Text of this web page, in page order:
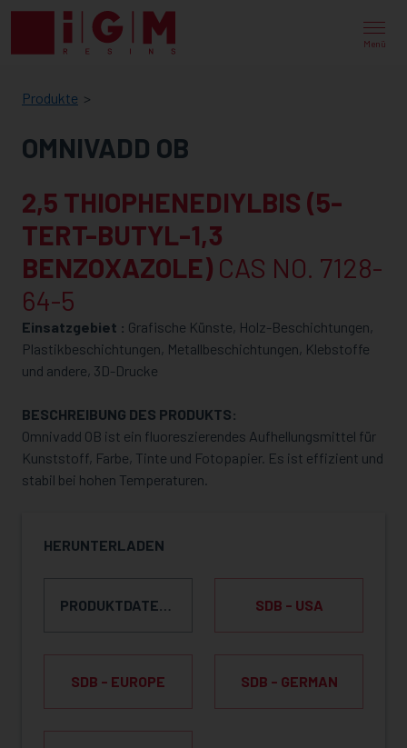
Menü
IGM
RESINS
Produkte
OMNIVADD OB
2,5 THIOPHENEDIYLBIS (5-
TERT-BUTYL-1,3
BENZOXAZOLE) CAS NO. 7128-
64-5
Einsatzgebiet : Grafische Künste, Holz-Beschichtungen,
Plastikbeschichtungen, Metallbeschichtungen, Klebstoffe
und andere, 3D-Drucke
BESCHREIBUNG DES PRODUKTS:
Omnivadd OB ist ein fluoreszierendes Aufhellungsmittel für
Kunststoff, Farbe, Tinte und Fotopapier. Es ist effizient und
stabil bei hohen Temperaturen.
HERUNTERLADEN
PRODUKTDATENBLATT SDB - USA
SDB - EUROPE SDB - GERMAN